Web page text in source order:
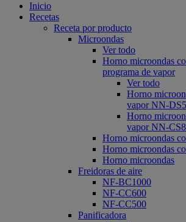
Inicio
Recetas
Receta por producto
Microondas
Ver todo
Horno microondas
programa de vapor
Ver todo
Horno
vapor NN-
Horno
vapor NN-
Horno microondas
Horno microondas
Horno microondas
Freidoras de aire
NF-BC1000
NF-CC600
NF-CC500
Panificadora